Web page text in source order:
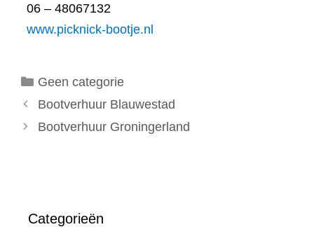
06 – 48067132
www.picknick-bootje.nl
Categorieën
Geen categorie
Bootverhuur Blauwestad
Bootverhuur Groningerland
Categorieën